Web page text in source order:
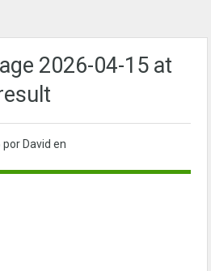
2026-04-15 at
por David en